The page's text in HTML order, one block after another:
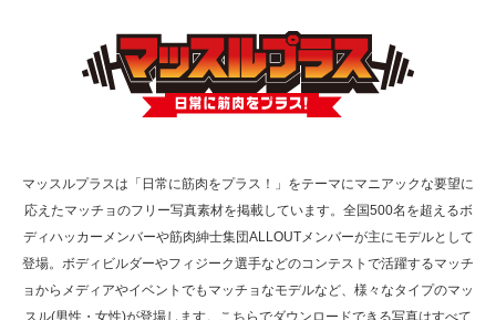
TOKYO FMラジオ番組「ONE MORNING」
で紹介さ…
た（6/8放送）
マッスルプラスは「日常に筋肉をプラス！」をテーマにマニアックな要望に
応えたマッチョのフリー写真素材を掲載しています。全国500名を超えるボ
ディハッカーメンバーや筋肉紳士集団ALLOUTメンバーが主にモデルとして
登場。ボディビルダーやフィジーク選手などのコンテストで活躍するマッチ
ョからメディアやイベントでもマッチョなモデルなど、様々なタイプのマッ